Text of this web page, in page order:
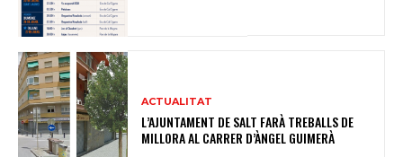
ACTUALITAT
L’AJUNTAMENT DE SALT FARÀ TREBALLS DE
MILLORA AL CARRER D’ÀNGEL GUIMERÀ